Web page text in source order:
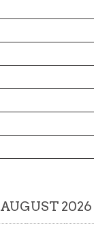
AUGUST 2026